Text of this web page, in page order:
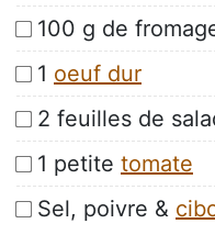
100 g de
1 oeuf dur
2 feuilles de
1 petite tomate
Sel, poivre &